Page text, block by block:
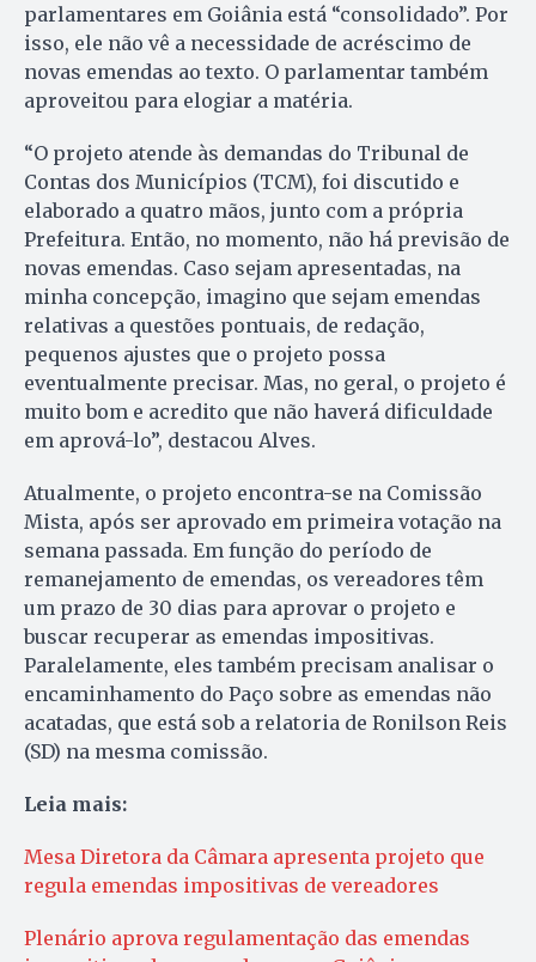
parlamentares em Goiânia está “consolidado”. Por
isso, ele não vê a necessidade de acréscimo de
novas emendas ao texto. O parlamentar também
aproveitou para elogiar a matéria.
“O projeto atende às demandas do Tribunal de
Contas dos Municípios (TCM), foi discutido e
elaborado a quatro mãos, junto com a própria
Prefeitura. Então, no momento, não há previsão de
novas emendas. Caso sejam apresentadas, na
minha concepção, imagino que sejam emendas
relativas a questões pontuais, de redação,
pequenos ajustes que o projeto possa
eventualmente precisar. Mas, no geral, o projeto é
muito bom e acredito que não haverá dificuldade
em aprová-lo”, destacou Alves.
Atualmente, o projeto encontra-se na Comissão
Mista, após ser aprovado em primeira votação na
semana passada. Em função do período de
remanejamento de emendas, os vereadores têm
um prazo de 30 dias para aprovar o projeto e
buscar recuperar as emendas impositivas.
Paralelamente, eles também precisam analisar o
encaminhamento do Paço sobre as emendas não
acatadas, que está sob a relatoria de Ronilson Reis
(SD) na mesma comissão.
Leia mais:
Mesa Diretora da Câmara apresenta projeto que
regula emendas impositivas de vereadores
Plenário aprova regulamentação das emendas